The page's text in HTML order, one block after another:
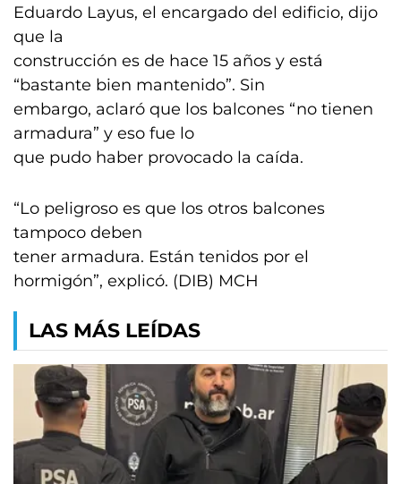
Eduardo Layus, el encargado del edificio, dijo
que la
construcción es de hace 15 años y está
“bastante bien mantenido”. Sin
embargo, aclaró que los balcones “no tienen
armadura” y eso fue lo
que pudo haber provocado la caída.
“Lo peligroso es que los otros balcones
tampoco deben
tener armadura. Están tenidos por el
hormigón”, explicó. (DIB) MCH
LAS MÁS LEÍDAS